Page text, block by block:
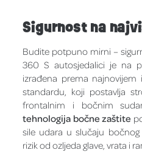
Sigurnost na
Budite potpuno mirni –
360 S autosjedalici je na
izrađena prema najnovijem
standardu, koji postavlja
frontalnim i bočnim
tehnologija bočne zaštite
sile udara u slučaju
rizik od ozljeda glave, vrata i